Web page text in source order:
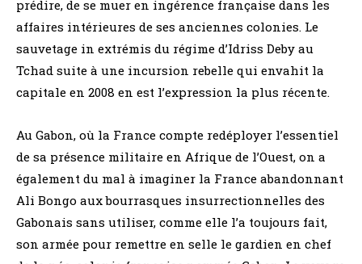
prédire, de se muer en ingérence française dans les
affaires intérieures de ses anciennes colonies. Le
sauvetage in extrémis du régime d’Idriss Deby au
Tchad suite à une incursion rebelle qui envahit la
capitale en 2008 en est l’expression la plus récente.
Au Gabon, où la France compte redéployer l’essentiel
de sa présence militaire en Afrique de l’Ouest, on a
également du mal à imaginer la France abandonnant
Ali Bongo aux bourrasques insurrectionnelles des
Gabonais sans utiliser, comme elle l’a toujours fait,
son armée pour remettre en selle le gardien en chef